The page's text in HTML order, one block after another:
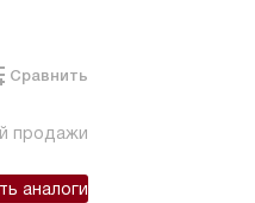
Сравнить
продажи
аналоги